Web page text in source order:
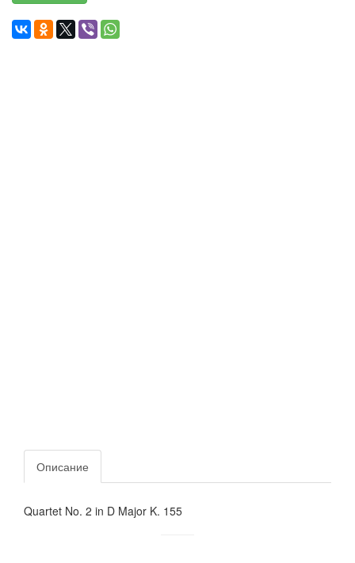
Описание
Quartet No. 2 in D Major K. 155